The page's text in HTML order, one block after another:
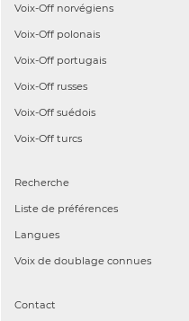
Voix-Off norvégiens
Voix-Off polonais
Voix-Off portugais
Voix-Off russes
Voix-Off suédois
Voix-Off turcs
Recherche
Liste de préférences
Langues
Voix de doublage connues
Contact